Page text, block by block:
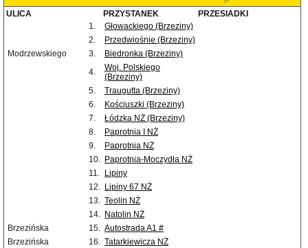
ULICA PRZYSTANEK
PRZESIADKI
1.
Głowackiego (Brzeziny)
2.
Przedwiośnie (Brzeziny)
Modrzewskiego
3.
Biedronka (Brzeziny)
4.
Woj. Polskiego
(Brzeziny)
5.
Traugutta (Brzeziny)
6.
Kościuszki (Brzeziny)
7.
Łódzka NŻ (Brzeziny)
8.
Paprotnia I NŻ
9.
Paprotnia NŻ
10. Paprotnia-Moczydła NŻ
11.
Lipiny
12. Lipiny 67 NŻ
13. Teolin NŻ
14. Natolin NŻ
Brzezińska
15. Autostrada A1 #
Brzezińska
16. Tatarkiewicza NŻ